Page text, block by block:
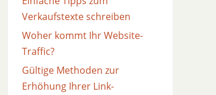
Verkaufstexte schreiben
Woher kommt Ihr Website-
Traffic?
Gültige Methoden zur
Erhöhung Ihrer Link-